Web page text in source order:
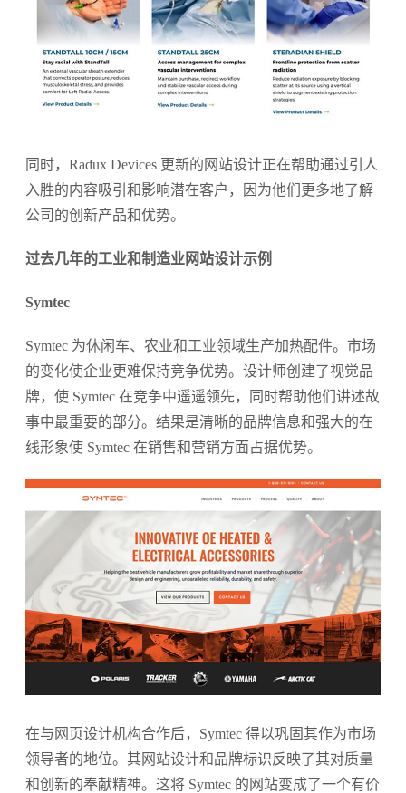
同时，Radux Devices 更新的网站设计正在帮助通过引人
入胜的内容吸引和影响潜在客户，因为他们更多地了解
公司的创新产品和优势。
过去几年的工业和制造业网站设计示例
Symtec
Symtec 为休闲车、农业和工业领域生产加热配件。市场
的变化使企业更难保持竞争优势。设计师创建了视觉品
牌，使 Symtec 在竞争中遥遥领先，同时帮助他们讲述故
事中最重要的部分。结果是清晰的品牌信息和强大的在
线形象使 Symtec 在销售和营销方面占据优势。
在与网页设计机构合作后，Symtec 得以巩固其作为市场
领导者的地位。其网站设计和品牌标识反映了其对质量
和创新的奉献精神。这将 Symtec 的网站变成了一个有价